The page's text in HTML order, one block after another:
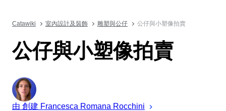
Catawiki 室內設計及裝飾 雕塑與公仔 公仔與小塑像拍賣
公仔與小塑像拍賣
由 創建 Francesca Romana Rocchini